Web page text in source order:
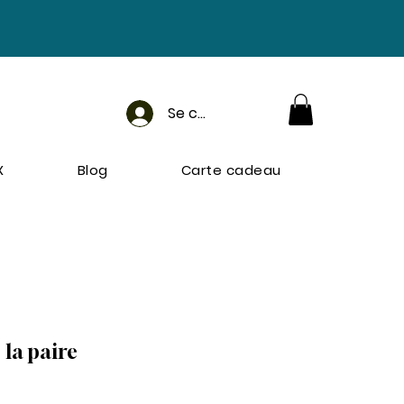
Se connecter
Blog Carte cadeau
la paire